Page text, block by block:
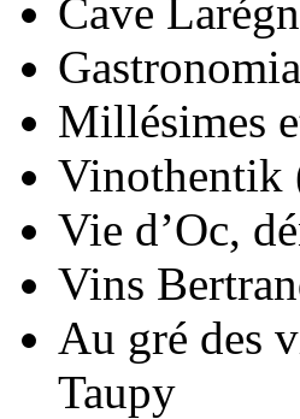
Cave
Millésimes
Vinothentik
Vie d’Oc,
Vins
Au gré des
Taupy